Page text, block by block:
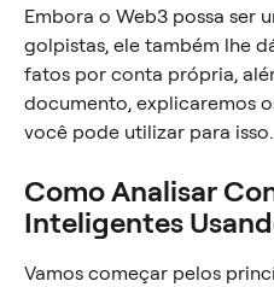
Embora o Web3 possa ser
golpistas, ele também lhe
fatos por conta própria,
documento, explicaremos
você pode utilizar para isso.
Como Analisar
Inteligentes
Vamos começar pelos